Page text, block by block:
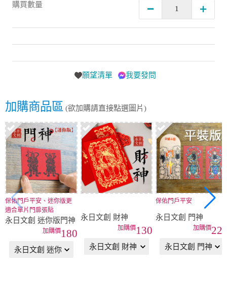
購買數量
願望清單 我要發問
加購商品區 (欲加購請直接點選圖片)
保佑門戶平安、迷你版更
適合單片門扉張貼
永日文創 迷你版門神
180
永日文創 財神
130
保佑門戶平安
永日文創 門神